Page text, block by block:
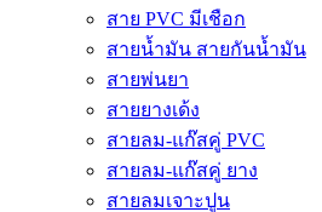
สาย PVC มีเชือก
สายน้ำมัน สายกันน้ำมัน
สายพ่นยา
สายยางเด้ง
สายลม-แก๊สคู่ PVC
สายลม-แก๊สคู่ ยาง
สายลมเจาะปูน